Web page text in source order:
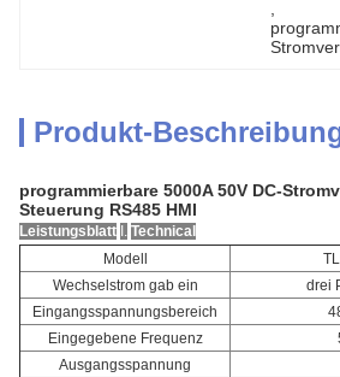
Produkt-
programmierbare 5000A 50V DC-
Steuerung RS485 HMI
Leistungsblatt I. Technical
Modell
Wechselstrom gab ein
drei
Eingangsspannungsbereich
Eingegebene Frequenz
Ausgangsspannung